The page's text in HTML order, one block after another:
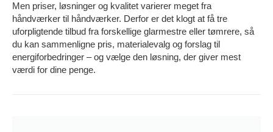
Men priser, løsninger og kvalitet varierer meget fra
håndværker til håndværker. Derfor er det klogt at få tre
uforpligtende tilbud fra forskellige glarmestre eller tømrere, så
du kan sammenligne pris, materialevalg og forslag til
energiforbedringer – og vælge den løsning, der giver mest
værdi for dine penge.